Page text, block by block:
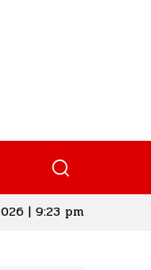
| 9:23 pm